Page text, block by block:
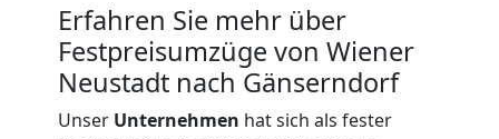
Erfahren Sie mehr über
Festpreisumzüge von Wiener
Neustadt nach Gänserndorf
Unser Unternehmen hat sich als fester
Wiener
Neustadt